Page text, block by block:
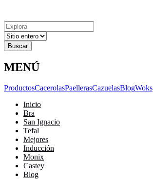
Resultados
para
MENÚ
ProductosCacerolasPaellerasCazuelasBlogWoks
Inicio
Bra
San Ignacio
Tefal
Mejores
Inducción
Monix
Castey
Blog